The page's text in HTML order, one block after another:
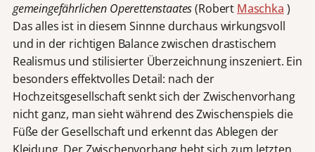
gemeingefährlichen Operettenstaates(Robert Maschka )
Das alles ist in diesem Sinnne durchaus wirkungsvoll
und in der richtigen Balance zwischen drastischem
Realismus und stilisierter Überzeichnung inszeniert. Ein
besonders effektvolles Detail: nach der
Hochzeitsgesellschaft senkt sich der Zwischenvorhang
nicht ganz, man sieht während des Zwischenspiels die
Füße der Gesellschaft und erkennt das Ablegen der